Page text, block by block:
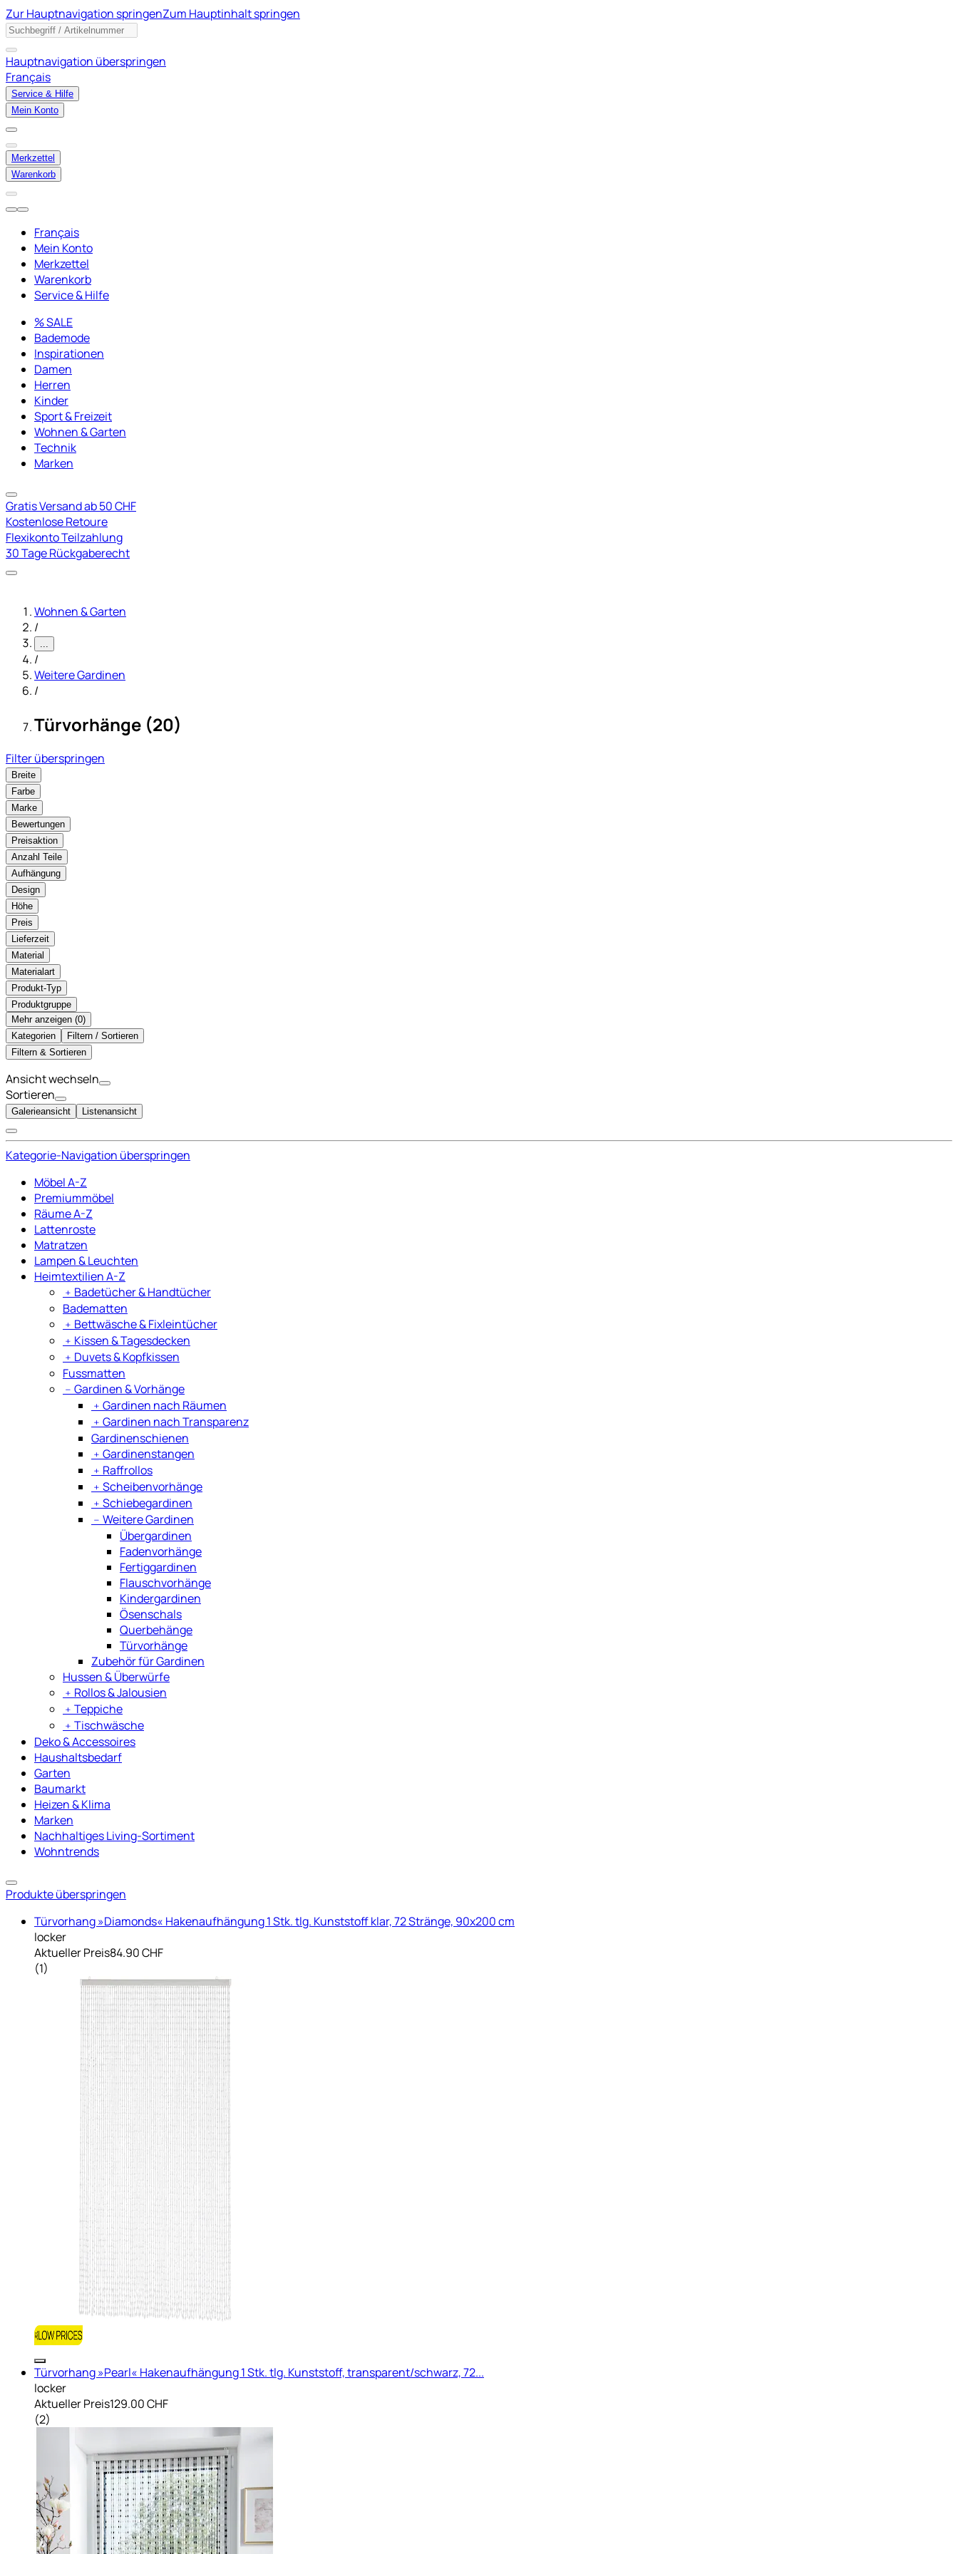
Zur Hauptnavigation springenZum Hauptinhalt springen
Hauptnavigation überspringen
Français
Service & Hilfe
Mein Konto
Merkzettel
Warenkorb
Français
Mein Konto
Merkzettel
Warenkorb
Service & Hilfe
% SALE
Bademode
Inspirationen
Damen
Herren
Kinder
Sport & Freizeit
Wohnen & Garten
Technik
Marken
Gratis Versand ab 50 CHF
Kostenlose Retoure
Flexikonto Teilzahlung
30 Tage Rückgaberecht
Wohnen & Garten
/
...
/
Weitere Gardinen
/
Türvorhänge (20)
Filter überspringen
Breite
Farbe
Marke
Bewertungen
Preisaktion
Anzahl Teile
Aufhängung
Design
Höhe
Preis
Lieferzeit
Material
Materialart
Produkt-Typ
Produktgruppe
Mehr anzeigen ( )
Kategorien
Filtern / Sortieren
Filtern & Sortieren
Ansicht wechseln
Sortieren
Galerieansicht Listenansicht
Kategorie-Navigation überspringen
Möbel A-Z
Premiummöbel
Räume A-Z
Lattenroste
Matratzen
Lampen & Leuchten
Heimtextilien A-Z
﹢ Badetücher & Handtücher
Badematten
﹢ Bettwäsche & Fixleintücher
﹢ Kissen & Tagesdecken
﹢ Duvets & Kopfkissen
Fussmatten
﹣ Gardinen & Vorhänge
﹢ Gardinen nach Räumen
﹢ Gardinen nach Transparenz
Gardinenschienen
﹢ Gardinenstangen
﹢ Raffrollos
﹢ Scheibenvorhänge
﹢ Schiebegardinen
﹣ Weitere Gardinen
Übergardinen
Fadenvorhänge
Fertiggardinen
Flauschvorhänge
Kindergardinen
Ösenschals
Querbehänge
Türvorhänge
Zubehör für Gardinen
Hussen & Überwürfe
﹢ Rollos & Jalousien
﹢ Teppiche
﹢ Tischwäsche
Deko & Accessoires
Haushaltsbedarf
Garten
Baumarkt
Heizen & Klima
Marken
Nachhaltiges Living-Sortiment
Wohntrends
Produkte überspringen
Türvorhang »Diamonds« Hakenaufhängung 1 Stk. tlg. Kunststoff klar, 72 Stränge, 90x200 cm
locker
Aktueller Preis84.90 CHF
(1)
Türvorhang »Pearl« Hakenaufhängung 1 Stk. tlg. Kunststoff, transparent/schwarz, 72...
locker
Aktueller Preis129.00 CHF
(2)